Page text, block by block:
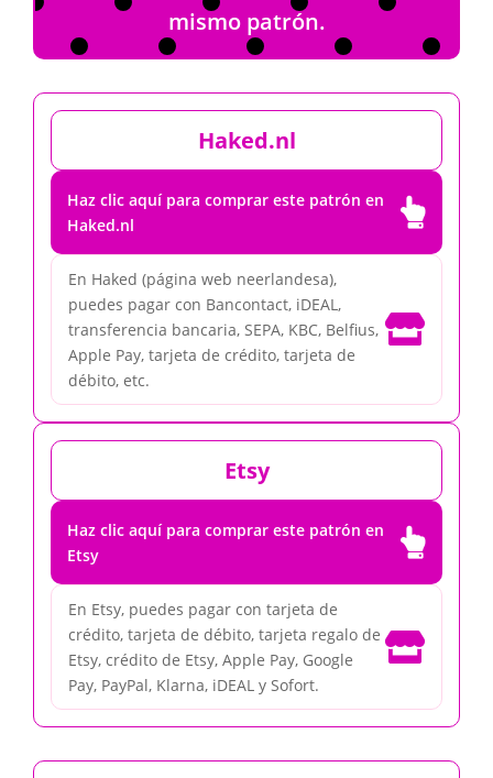
mismo patrón.
Haked.nl
Haz clic aquí para comprar este patrón en
Haked.nl

En Haked (página web neerlandesa),
puedes pagar con Bancontact, iDEAL,
transferencia bancaria, SEPA, KBC, Belfius,
Apple Pay, tarjeta de crédito, tarjeta de
débito, etc.

Etsy
Haz clic aquí para comprar este patrón en
Etsy

En Etsy, puedes pagar con tarjeta de
crédito, tarjeta de débito, tarjeta regalo de
Etsy, crédito de Etsy, Apple Pay, Google
Pay, PayPal, Klarna, iDEAL y Sofort.
